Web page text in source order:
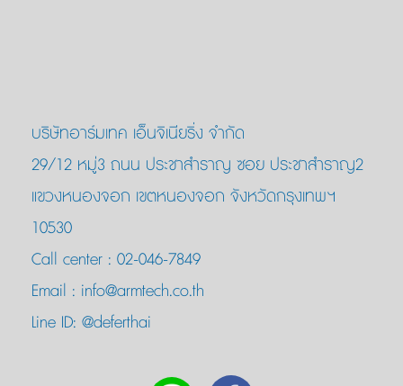
บริษัทอาร์มเทค เอ็นจิเนียริ่ง จำกัด
29/12 หมู่3 ถนน ประชาสำราญ ซอย ประชาสำราญ2
แขวงหนองจอก เขตหนองจอก จังหวัดกรุงเทพฯ
10530
Call center : 02-046-7849
Email : info@armtech.co.th
Line ID: @deferthai